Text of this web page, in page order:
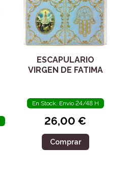
ESCAPULARIO
VIRGEN DE FATIMA
En Stock. Envío 24/48 H
26,00 €
Comprar